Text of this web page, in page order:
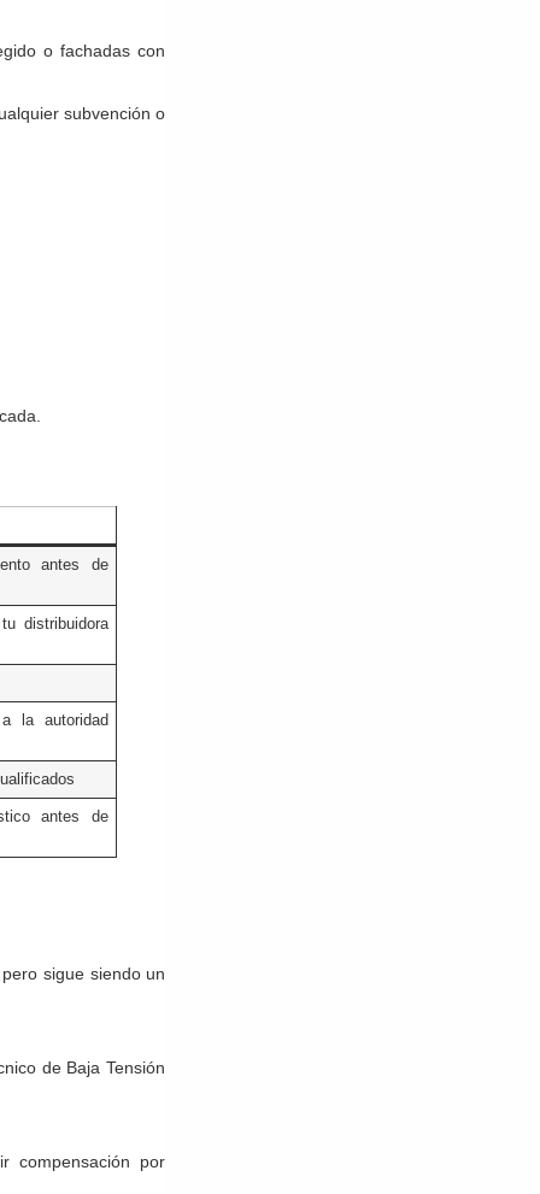
o fachadas con
subvención o
antes de
distribuidora
la autoridad
antes de
sigue siendo un
de Baja Tensión
compensación por